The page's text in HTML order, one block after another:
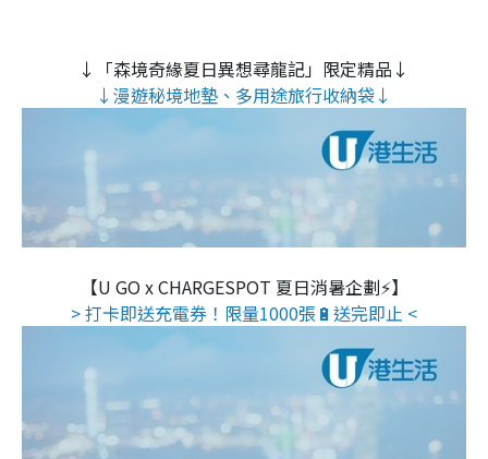
↓「森境奇緣夏日異想尋龍記」限定精品↓
↓漫遊秘境地墊、多用途旅行收納袋↓
【U GO x CHARGESPOT 夏日消暑企劃⚡】
> 打卡即送充電券！限量1000張🔋送完即止 <